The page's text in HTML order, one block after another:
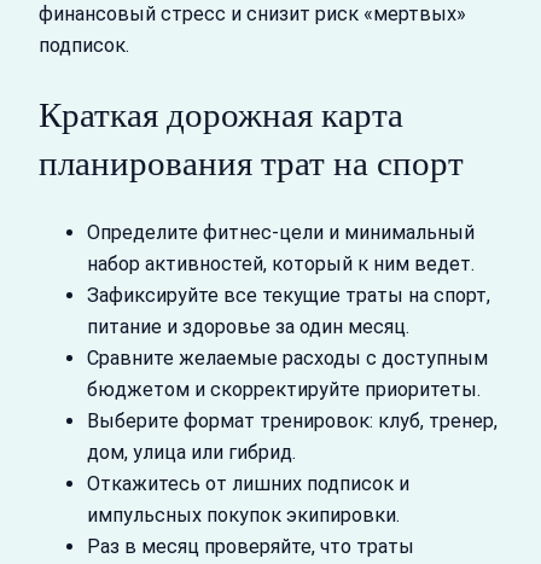
финансовый стресс и снизит риск «мертвых»
подписок.
Краткая дорожная карта
планирования трат на спорт
Определите фитнес‑цели и минимальный
набор активностей, который к ним ведет.
Зафиксируйте все текущие траты на спорт,
питание и здоровье за один месяц.
Сравните желаемые расходы с доступным
бюджетом и скорректируйте приоритеты.
Выберите формат тренировок: клуб, тренер,
дом, улица или гибрид.
Откажитесь от лишних подписок и
импульсных покупок экипировки.
Раз в месяц проверяйте, что траты